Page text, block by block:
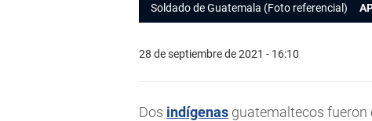
Soldado de Guatemala (Foto referencial)
28 de septiembre de 2021 - 16:10
Dos indígenas guatemaltecos fueron